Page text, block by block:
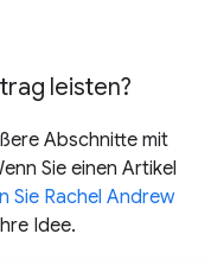
leisten?
Abschnitte mit
Sie einen Artikel
Sie Rachel Andrew
Idee.